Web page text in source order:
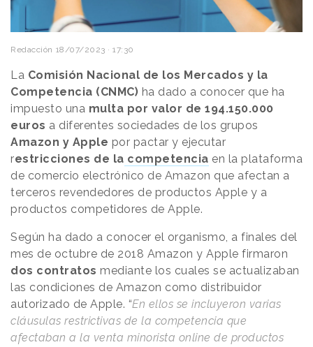
Redacción 18/07/2023 · 17:30
La Comisión Nacional de los Mercados y la
Competencia (CNMC) ha dado a conocer que ha
impuesto una multa por valor de 194.150.000
euros a diferentes sociedades de los grupos
Amazon y Apple por pactar y ejecutar
restricciones de la competencia en la plataforma
de comercio electrónico de Amazon que afectan a
terceros revendedores de productos Apple y a
productos competidores de Apple.
Según ha dado a conocer el organismo, a finales del
mes de octubre de 2018 Amazon y Apple firmaron
dos contratos mediante los cuales se actualizaban
las condiciones de Amazon como distribuidor
autorizado de Apple. “En ellos se incluyeron varias
cláusulas restrictivas de la competencia que
afectaban a la venta minorista online de productos